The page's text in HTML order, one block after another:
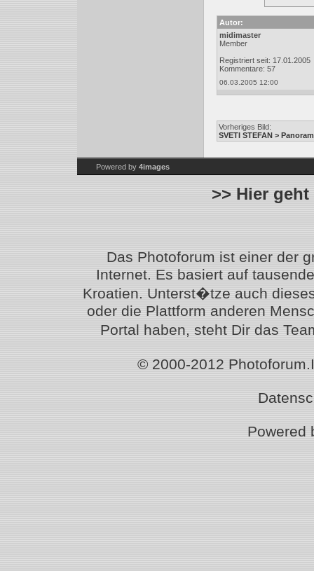
Autor:
midimaster
Member
Registriert seit: 17.01.2005
Kommentare: 57
06.03.2005 12:00
Vorheriges Bild:
SVETI STEFAN >
Powered by 4images
>> Hier
Das Photoforum ist einer der
Internet. Es basiert auf
Kroatien. Unterst�tze auch
oder die Plattform anderen
Portal haben, steht Dir das
© 2000-2012
Powered